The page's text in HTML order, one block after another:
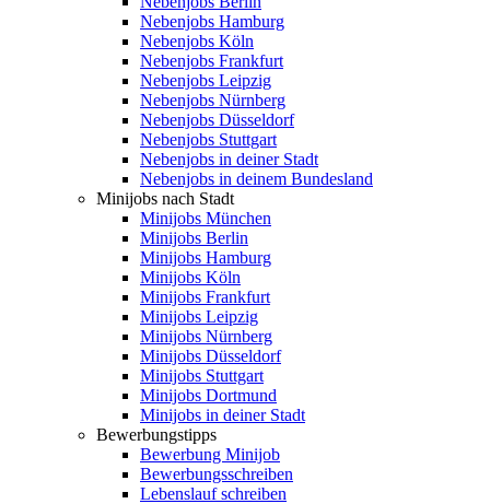
Nebenjobs Hamburg
Nebenjobs Köln
Nebenjobs Frankfurt
Nebenjobs Leipzig
Nebenjobs Nürnberg
Nebenjobs Düsseldorf
Nebenjobs Stuttgart
Nebenjobs in deiner Stadt
Nebenjobs in deinem Bundesland
Minijobs nach Stadt
Minijobs München
Minijobs Berlin
Minijobs Hamburg
Minijobs Köln
Minijobs Frankfurt
Minijobs Leipzig
Minijobs Nürnberg
Minijobs Düsseldorf
Minijobs Stuttgart
Minijobs Dortmund
Minijobs in deiner Stadt
Bewerbungstipps
Bewerbung Minijob
Bewerbungsschreiben
Lebenslauf schreiben